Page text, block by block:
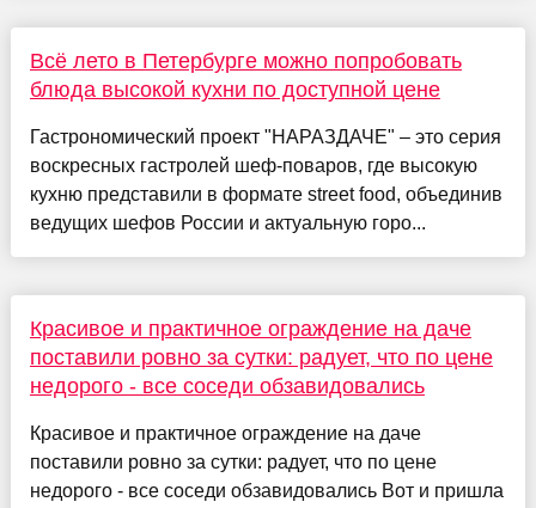
Всё лето в Петербурге можно попробовать
блюда высокой кухни по доступной цене
Гастрономический проект "НАРАЗДАЧЕ" – это серия
воскресных гастролей шеф-поваров, где высокую
кухню представили в формате street food, объединив
ведущих шефов России и актуальную горо...
Красивое и практичное ограждение на даче
поставили ровно за сутки: радует, что по цене
недорого - все соседи обзавидовались
Красивое и практичное ограждение на даче
поставили ровно за сутки: радует, что по цене
недорого - все соседи обзавидовались Вот и пришла